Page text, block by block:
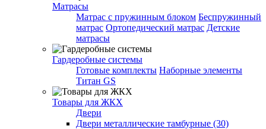
Матрасы
Матрас с пружинным блоком Беспружинный
матрас Ортопедический матрас Детские
матрасы
Гардеробные системы
Готовые комплекты Наборные элементы
Титан GS
Товары для ЖКХ
Двери
Двери металлические тамбурные (30)